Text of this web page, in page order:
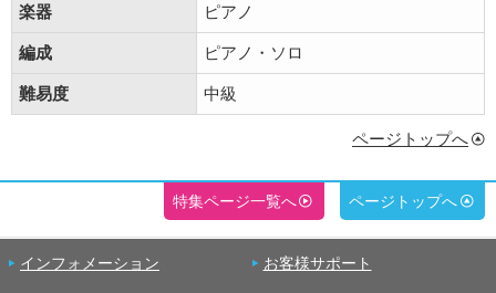
楽器 ピアノ
編成 ピアノ・ソロ
難易度 中級
ページトップへ
特集ページ一覧へ ページトップへ
インフォメーション お客様サポート